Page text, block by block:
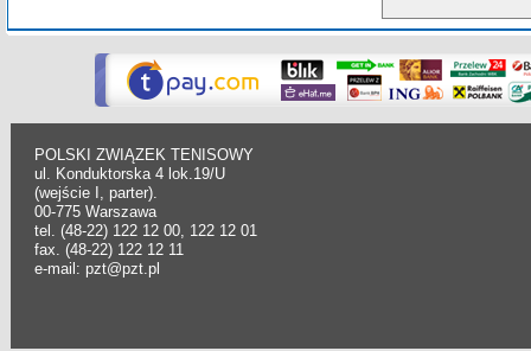
POLSKI ZWIĄZEK TENISOWY
ul. Konduktorska 4 lok.19/U
(wejście I, parter).
00-775 Warszawa
tel. (48-22) 122 12 00, 122 12 01
fax. (48-22) 122 12 11
e-mail: pzt@pzt.pl